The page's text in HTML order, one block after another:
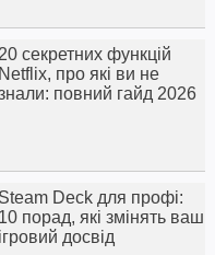
20 секретних функцій
Netflix, про які ви не
повний гайд 2026
Steam Deck для профі:
10 порад, які змінять ваш
ігровий досвід